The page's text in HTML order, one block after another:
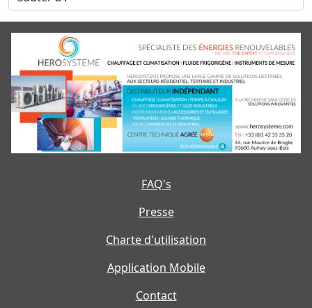
FAQ's
Presse
Charte d'utilisation
Application Mobile
Contact